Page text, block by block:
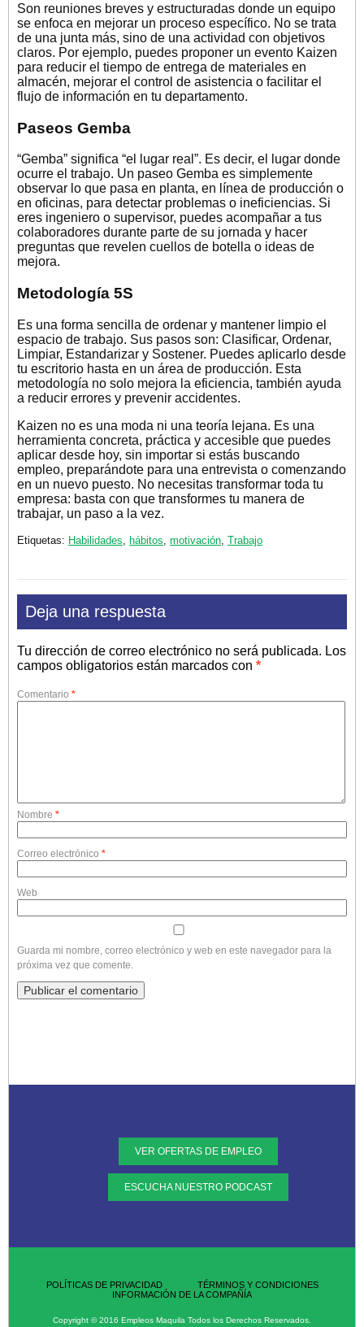
Son reuniones breves y estructuradas donde un equipo
se enfoca en mejorar un proceso específico. No se trata
de una junta más, sino de una actividad con objetivos
claros. Por ejemplo, puedes proponer un evento Kaizen
para reducir el tiempo de entrega de materiales en
almacén, mejorar el control de asistencia o facilitar el
flujo de información en tu departamento.
Paseos Gemba
“Gemba” significa “el lugar real”. Es decir, el lugar donde
ocurre el trabajo. Un paseo Gemba es simplemente
observar lo que pasa en planta, en línea de producción o
en oficinas, para detectar problemas o ineficiencias. Si
eres ingeniero o supervisor, puedes acompañar a tus
colaboradores durante parte de su jornada y hacer
preguntas que revelen cuellos de botella o ideas de
mejora.
Metodología 5S
Es una forma sencilla de ordenar y mantener limpio el
espacio de trabajo. Sus pasos son: Clasificar, Ordenar,
Limpiar, Estandarizar y Sostener. Puedes aplicarlo desde
tu escritorio hasta en un área de producción. Esta
metodología no solo mejora la eficiencia, también ayuda
a reducir errores y prevenir accidentes.
Kaizen no es una moda ni una teoría lejana. Es una
herramienta concreta, práctica y accesible que puedes
aplicar desde hoy, sin importar si estás buscando
empleo, preparándote para una entrevista o comenzando
en un nuevo puesto. No necesitas transformar toda tu
empresa: basta con que transformes tu manera de
trabajar, un paso a la vez.
Etiquetas: Habilidades hábitos motivación Trabajo
Deja una respuesta
Tu dirección de correo electrónico no será publicada. Los
campos obligatorios están marcados con *
Comentario *
Nombre *
Correo electrónico *
Web
Guarda mi nombre, correo electrónico y web en este navegador para la
próxima vez que comente.
VER OFERTAS DE EMPLEO
ESCUCHA NUESTRO PODCAST
POLÍTICAS DE PRIVACIDAD
TÉRMINOS Y CONDICIONES
INFORMACIÓN DE LA COMPAÑÍA
Copyright © 2016 Empleos Maquila Todos los Derechos Reservados.